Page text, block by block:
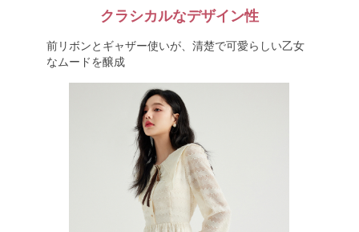
クラシカルなデザイン性
前リボンとギャザー使いが、清楚で可愛らしい乙女
なムードを醸成